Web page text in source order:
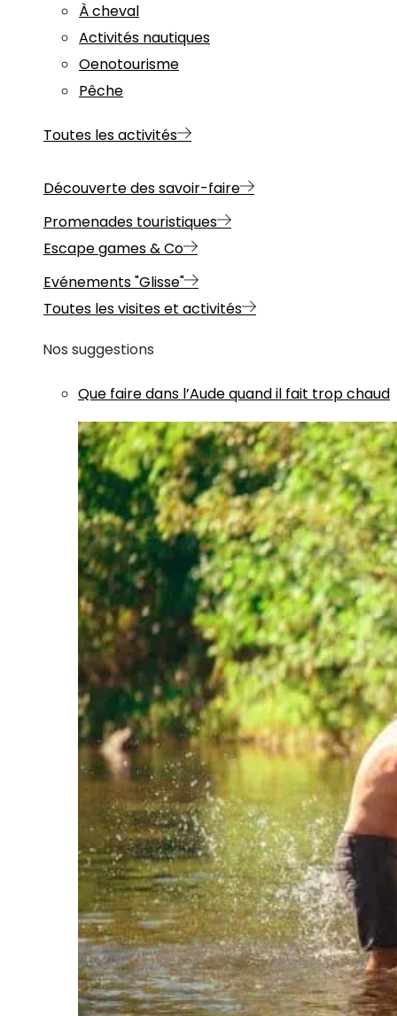
À cheval
Activités nautiques
Oenotourisme
Pêche
Toutes les activités
Découverte des savoir-faire
Promenades touristiques
Escape games & Co
Evénements "Glisse"
Toutes les visites et activités
Nos suggestions
Que faire dans l’Aude quand il fait trop chaud